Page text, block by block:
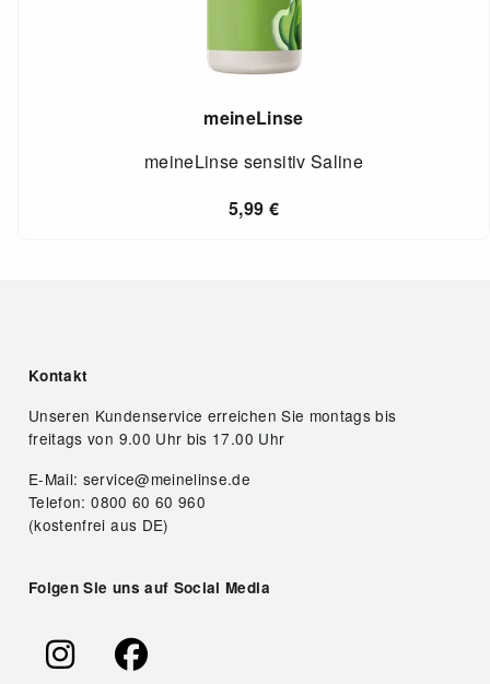
meineLinse
meineLinse sensitiv Saline
5,99 €
Kontakt
Unseren Kundenservice erreichen Sie montags bis
freitags von 9.00 Uhr bis 17.00 Uhr
E-Mail: service@meinelinse.de
Telefon: 0800 60 60 960
(kostenfrei aus DE)
Folgen Sie uns auf Social Media